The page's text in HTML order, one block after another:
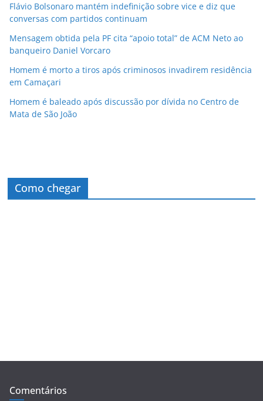
Flávio Bolsonaro mantém indefinição sobre vice e diz que
conversas com partidos continuam
Mensagem obtida pela PF cita “apoio total” de ACM Neto ao
banqueiro Daniel Vorcaro
Homem é morto a tiros após criminosos invadirem residência
em Camaçari
Homem é baleado após discussão por dívida no Centro de
Mata de São João
Como chegar
Comentários